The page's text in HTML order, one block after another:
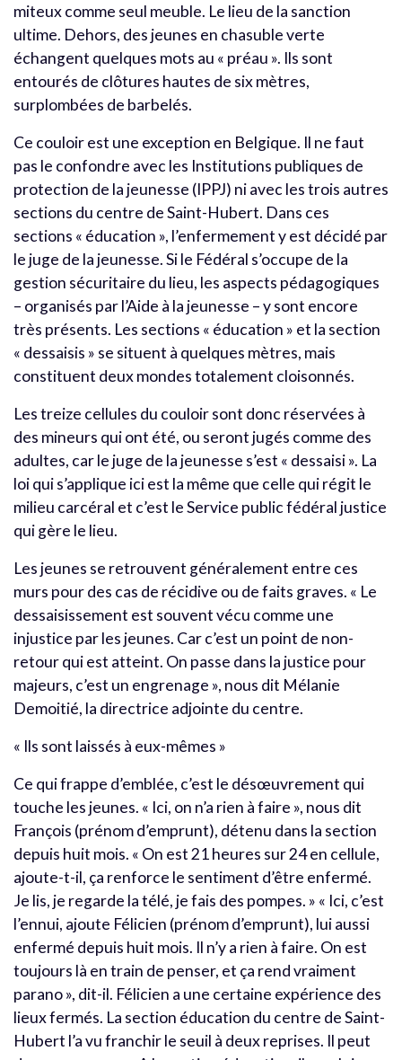
miteux comme seul meuble. Le lieu de la sanction
ultime. Dehors, des jeunes en chasuble verte
échangent quelques mots au « préau ». Ils sont
entourés de clôtures hautes de six mètres,
surplombées de barbelés.
Ce couloir est une exception en Belgique. Il ne faut
pas le confondre avec les Institutions publiques de
protection de la jeunesse (IPPJ) ni avec les trois autres
sections du centre de Saint-Hubert. Dans ces
sections « éducation », l’enfermement y est décidé par
le juge de la jeunesse. Si le Fédéral s’occupe de la
gestion sécuritaire du lieu, les aspects pédagogiques
– organisés par l’Aide à la jeunesse – y sont encore
très présents. Les sections « éducation » et la section
« dessaisis » se situent à quelques mètres, mais
constituent deux mondes totalement cloisonnés.
Les treize cellules du couloir sont donc réservées à
des mineurs qui ont été, ou seront jugés comme des
adultes, car le juge de la jeunesse s’est « dessaisi ». La
loi qui s’applique ici est la même que celle qui régit le
milieu carcéral et c’est le Service public fédéral justice
qui gère le lieu.
Les jeunes se retrouvent généralement entre ces
murs pour des cas de récidive ou de faits graves. « Le
dessaisissement est souvent vécu comme une
injustice par les jeunes. Car c’est un point de non-
retour qui est atteint. On passe dans la justice pour
majeurs, c’est un engrenage », nous dit Mélanie
Demoitié, la directrice adjointe du centre.
« Ils sont laissés à eux-mêmes »
Ce qui frappe d’emblée, c’est le désœuvrement qui
touche les jeunes. « Ici, on n’a rien à faire », nous dit
François (prénom d’emprunt), détenu dans la section
depuis huit mois. « On est 21 heures sur 24 en cellule,
ajoute-t-il, ça renforce le sentiment d’être enfermé.
Je lis, je regarde la télé, je fais des pompes. » « Ici, c’est
l’ennui, ajoute Félicien (prénom d’emprunt), lui aussi
enfermé depuis huit mois. Il n’y a rien à faire. On est
toujours là en train de penser, et ça rend vraiment
parano », dit-il. Félicien a une certaine expérience des
lieux fermés. La section éducation du centre de Saint-
Hubert l’a vu franchir le seuil à deux reprises. Il peut